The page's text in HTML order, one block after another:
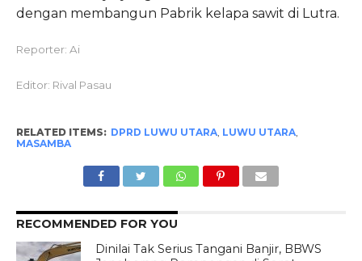
dengan membangun Pabrik kelapa sawit di Lutra.
Reporter: Ai
Editor: Rival Pasau
RELATED ITEMS: DPRD LUWU UTARA, LUWU UTARA,
MASAMBA
RECOMMENDED FOR YOU
Dinilai Tak Serius Tangani Banjir, BBWS